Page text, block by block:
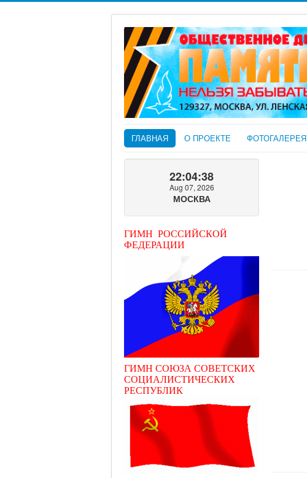
ГЛАВНАЯ О ПРОЕКТЕ ФОТОГАЛЕРЕЯ
22:04:40
Aug 07, 2026
МОСКВА
ГИМН РОССИЙСКОЙ
ФЕДЕРАЦИИ
ГИМН СОЮЗА СОВЕТСКИХ
СОЦИАЛИСТИЧЕСКИХ
РЕСПУБЛИК